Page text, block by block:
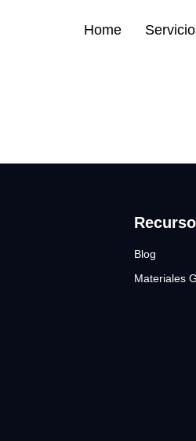
Home
Marketing Tech
Blog
Materiales